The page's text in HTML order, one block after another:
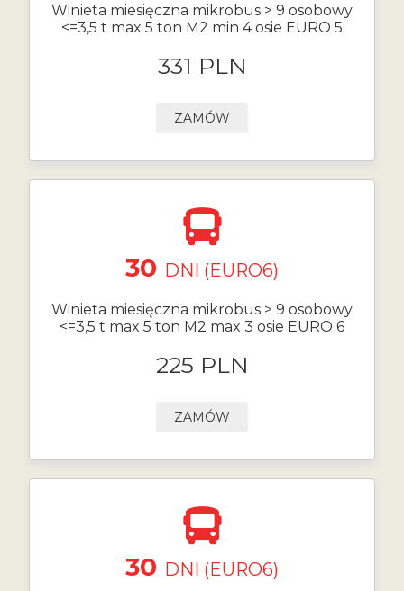
Winieta miesięczna mikrobus > 9 osobowy
<=3,5 t max 5 ton M2 min 4 osie EURO 5
331 PLN
ZAMÓW
30 DNI (EURO6)
Winieta miesięczna mikrobus > 9 osobowy
<=3,5 t max 5 ton M2 max 3 osie EURO 6
225 PLN
ZAMÓW
30 DNI (EURO6)